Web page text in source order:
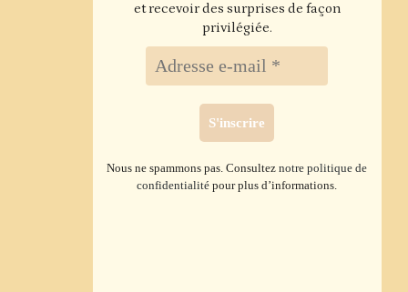
et recevoir des surprises de façon
privilégiée.
Nous ne spammons pas. Consulteznotre politique de
confidentialité pour plus d’informations.